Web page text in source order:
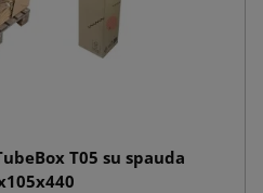
T05 su spauda